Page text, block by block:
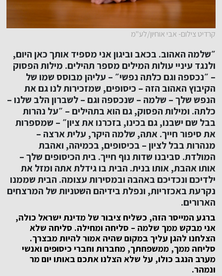
קרדיט צילום- אבי אוחיון/לע"מ
״שלמה האהוב. בכאב וביגון אני מספיד אותך כאן היום,
ולנגד עיניי עולות המילים מספר תהילים. מילות הפסוק
– ״נכספה וגם כלתה נפשי״ – עליהן מבוסס שמו של
הקיבוץ האהוב הזה – כיסופים, שמזכירות לנו גם את
הנפש שלך – שלמה – שנכספה וגם – לשברון הלב שלנו –
כלתה. ומילות הפסוק, גם הוא בתהילים – ״על נהרות
בבל שם ישבנו, גם בכינו, בזכרנו את ציון״ – שמספרות
את סיפור חייך. אתה, שלמה היקר, עלית ארצה –
מנהרות בבל לציון – בכיסופים, בכמיהה, ואהבת
המולדת. סביבנו שדות נוף חייך. בית הכיסופים שלך –
אותו אהבת, אותו בנית. הבית בו גידלת אתה ומזל את
ילדיכם ונכדיכם באהבה ובמסירות עצומה. הבית שממנו
נקרעת באכזריות, ונפלת בידיהם השטניות של המרצחים
הארורים.
ברגע המייסר הזה, כשליח ציבור של מדינת ישראל כולה,
אני מבקש ממך שלמה – סליחה ומחילה. סליחה שלא
הצלחנו להגן עליך במקום שהיה אמור להיות מבצרך.
סליחה ממך, ממשפחתך, מחברות וחברי כיסופים ואנשי
מערב הנגב כולו, על שלא הצלנו אתכם באותו יום מר
ונמהר.